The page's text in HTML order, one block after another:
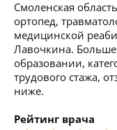
Смоленская
ортопед,
медицинской
Лавочкина.
образовании,
трудового стажа,
ниже.
Рейтинг врача